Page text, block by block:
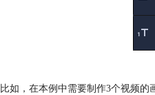
比如，在本例中需要制作3个视频的